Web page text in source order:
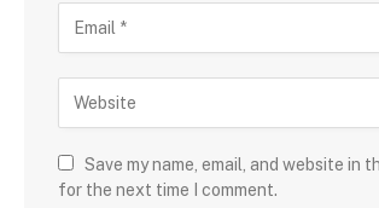
Save my name, email, and website in
for the next time I comment.